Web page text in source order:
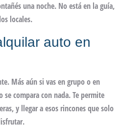
una noche. No está en la guía,
locales.
auto en
Más aún si vas en grupo o en
compara con nada. Te permite
y llegar a esos rincones que solo